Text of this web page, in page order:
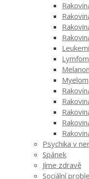
Myelom
Psychika v
Spánek
Jíme zdravě
Sociální